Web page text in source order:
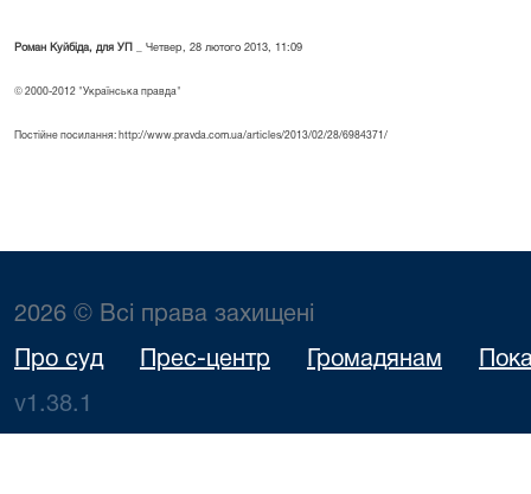
Роман Куйбіда, для УП _ Четвер, 28 лютого 2013, 11:09
© 2000-2012 "Українська правда"
Постійне посилання: http://www.pravda.com.ua/articles/2013/02/28/6984371/
2026 © Всі права захищені
Про суд Прес-центр Громадянам
v1.38.1